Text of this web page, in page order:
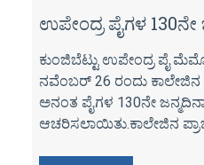
ಉಪೇಂದ್ರ ಪೈಗಳ
ಕುಂಜಿಬೆಟ್ಟು ಉಪೇಂದ್ರ ಪೈ
ನವೆಂಬರ್ 26 ರಂದು ಕಾಲೇಜಿನ
ಅನಂತ ಪೈಗಳ 130ನೇ
ಆಚರಿಸಲಾಯಿತು.ಕಾಲೇಜಿನ